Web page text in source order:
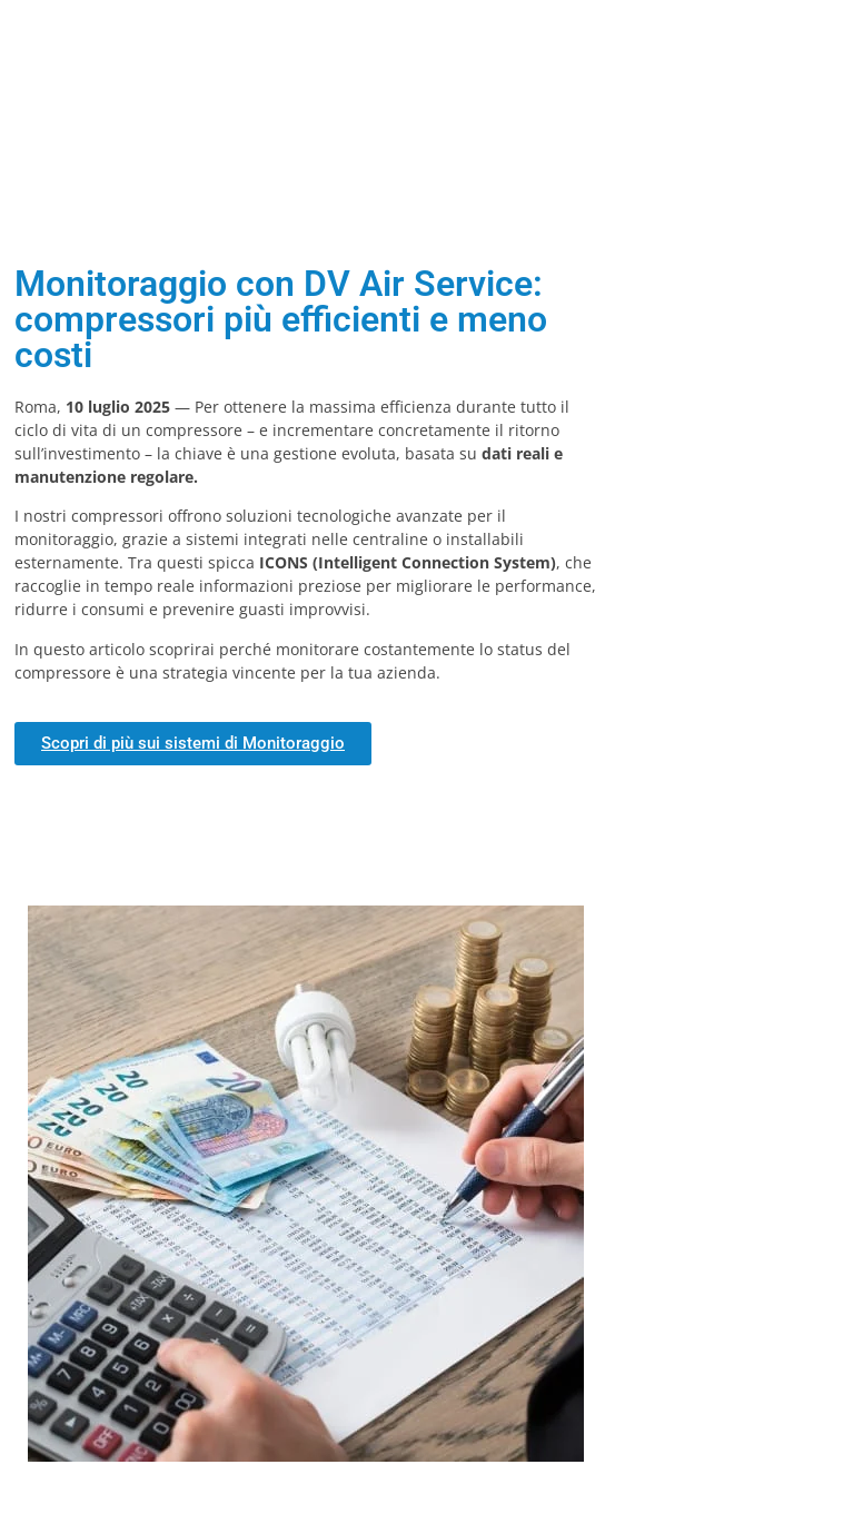
Monitoraggio con DV Air Service:
compressori più efficienti e meno
costi
Roma, 10 luglio 2025 — Per ottenere la massima efficienza durante tutto il
ciclo di vita di un compressore – e incrementare concretamente il ritorno
sull’investimento – la chiave è una gestione evoluta, basata su dati reali e
manutenzione regolare.
I nostri compressori offrono soluzioni tecnologiche avanzate per il
monitoraggio, grazie a sistemi integrati nelle centraline o installabili
esternamente. Tra questi spicca ICONS (Intelligent Connection System), che
raccoglie in tempo reale informazioni preziose per migliorare le performance,
ridurre i consumi e prevenire guasti improvvisi.
In questo articolo scoprirai perché monitorare costantemente lo status del
compressore è una strategia vincente per la tua azienda.
Scopri di più sui sistemi di Monitoraggio